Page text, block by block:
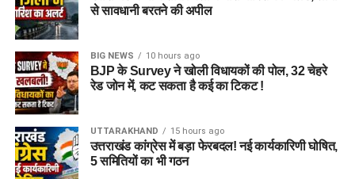
से सावधानी बरतने की अपील
BIG NEWS 10 hours ago
BJP के Survey ने खोली विधायकों की पोल, 32 चेहरे
रेड जोन में, कट सकता है कई का टिकट !
UTTARAKHAND 15 hours ago
उत्तराखंड कांग्रेस में बड़ा फेरबदल! नई कार्यकारिणी घोषित,
5 समितियों का भी गठन